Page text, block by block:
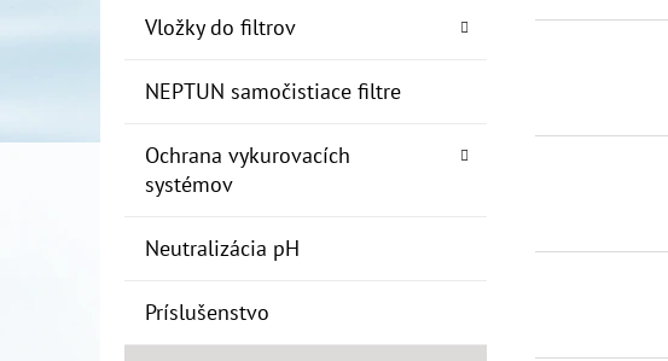
Vložky do filtrov
NEPTUN samočistiace filtre
Ochrana vykurovacích
systémov
Neutralizácia pH
Príslušenstvo
O
K
V
P
D
T